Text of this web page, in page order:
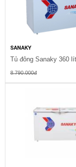
SANAKY
8.790.000đ